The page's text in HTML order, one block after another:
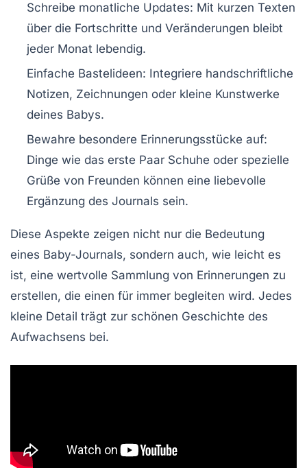
Schreibe monatliche Updates: Mit kurzen Texten
über die Fortschritte und Veränderungen bleibt
jeder Monat lebendig.
Einfache Bastelideen: Integriere handschriftliche
Notizen, Zeichnungen oder kleine Kunstwerke
deines Babys.
Bewahre besondere Erinnerungsstücke auf:
Dinge wie das erste Paar Schuhe oder spezielle
Grüße von Freunden können eine liebevolle
Ergänzung des Journals sein.
Diese Aspekte zeigen nicht nur die Bedeutung
eines Baby-Journals, sondern auch, wie leicht es
ist, eine wertvolle Sammlung von Erinnerungen zu
erstellen, die einen für immer begleiten wird. Jedes
kleine Detail trägt zur schönen Geschichte des
Aufwachsens bei.